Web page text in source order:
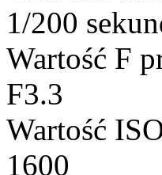
1/200
Wartość F
F3.3
Wartość
1600